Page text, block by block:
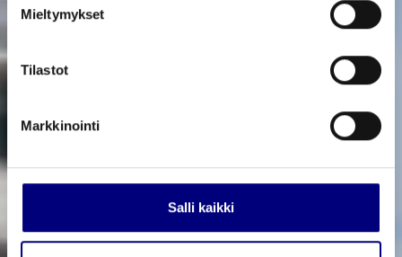
Mieltymykset
Tilastot
Markkinointi
Salli kaikki